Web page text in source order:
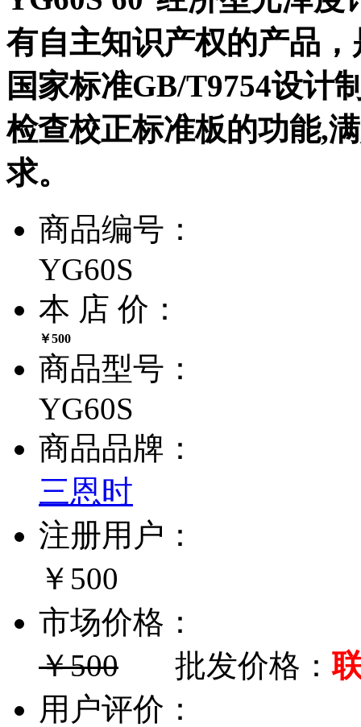
有自主知识产权的产品
国家标准GB/T9754设计
检查校正标准板的功能,
求。
商品编号：
YG60S
本 店 价：
￥500
商品型号：
YG60S
商品品牌：
三恩时
注册用户：
￥500
市场价格：
￥500
批发价格：
用户评价：